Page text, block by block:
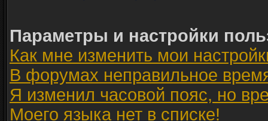
Параметры и настройки
Как мне изменить мои
В форумах неправильное
Я изменил часовой пояс, но
Моего языка нет в списке!